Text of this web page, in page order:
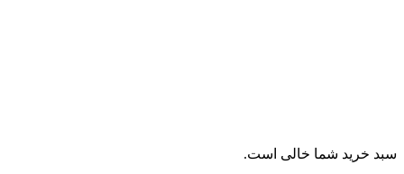
سبد خرید شما خالی است.